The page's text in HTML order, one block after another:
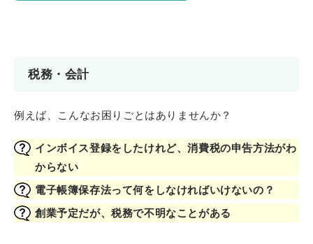
税務・会計
例えば、こんなお困りごとはありませんか？
インボイス登録をしたけれど、消費税の申告方法がわ
からない
電子帳簿保存法って何をしなければいけないの？
創業予定だが、税務で不明なことがある